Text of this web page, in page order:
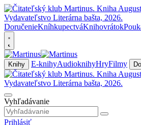
DoručenieKníhkupectváKnihovrátok
Knihy E-knihyAudioknihyHryFilmy
Vyhľadávanie
Prihlásiť